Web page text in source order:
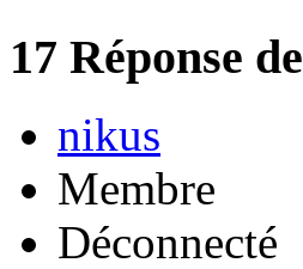
17 Réponse de
nikus
Membre
Déconnecté